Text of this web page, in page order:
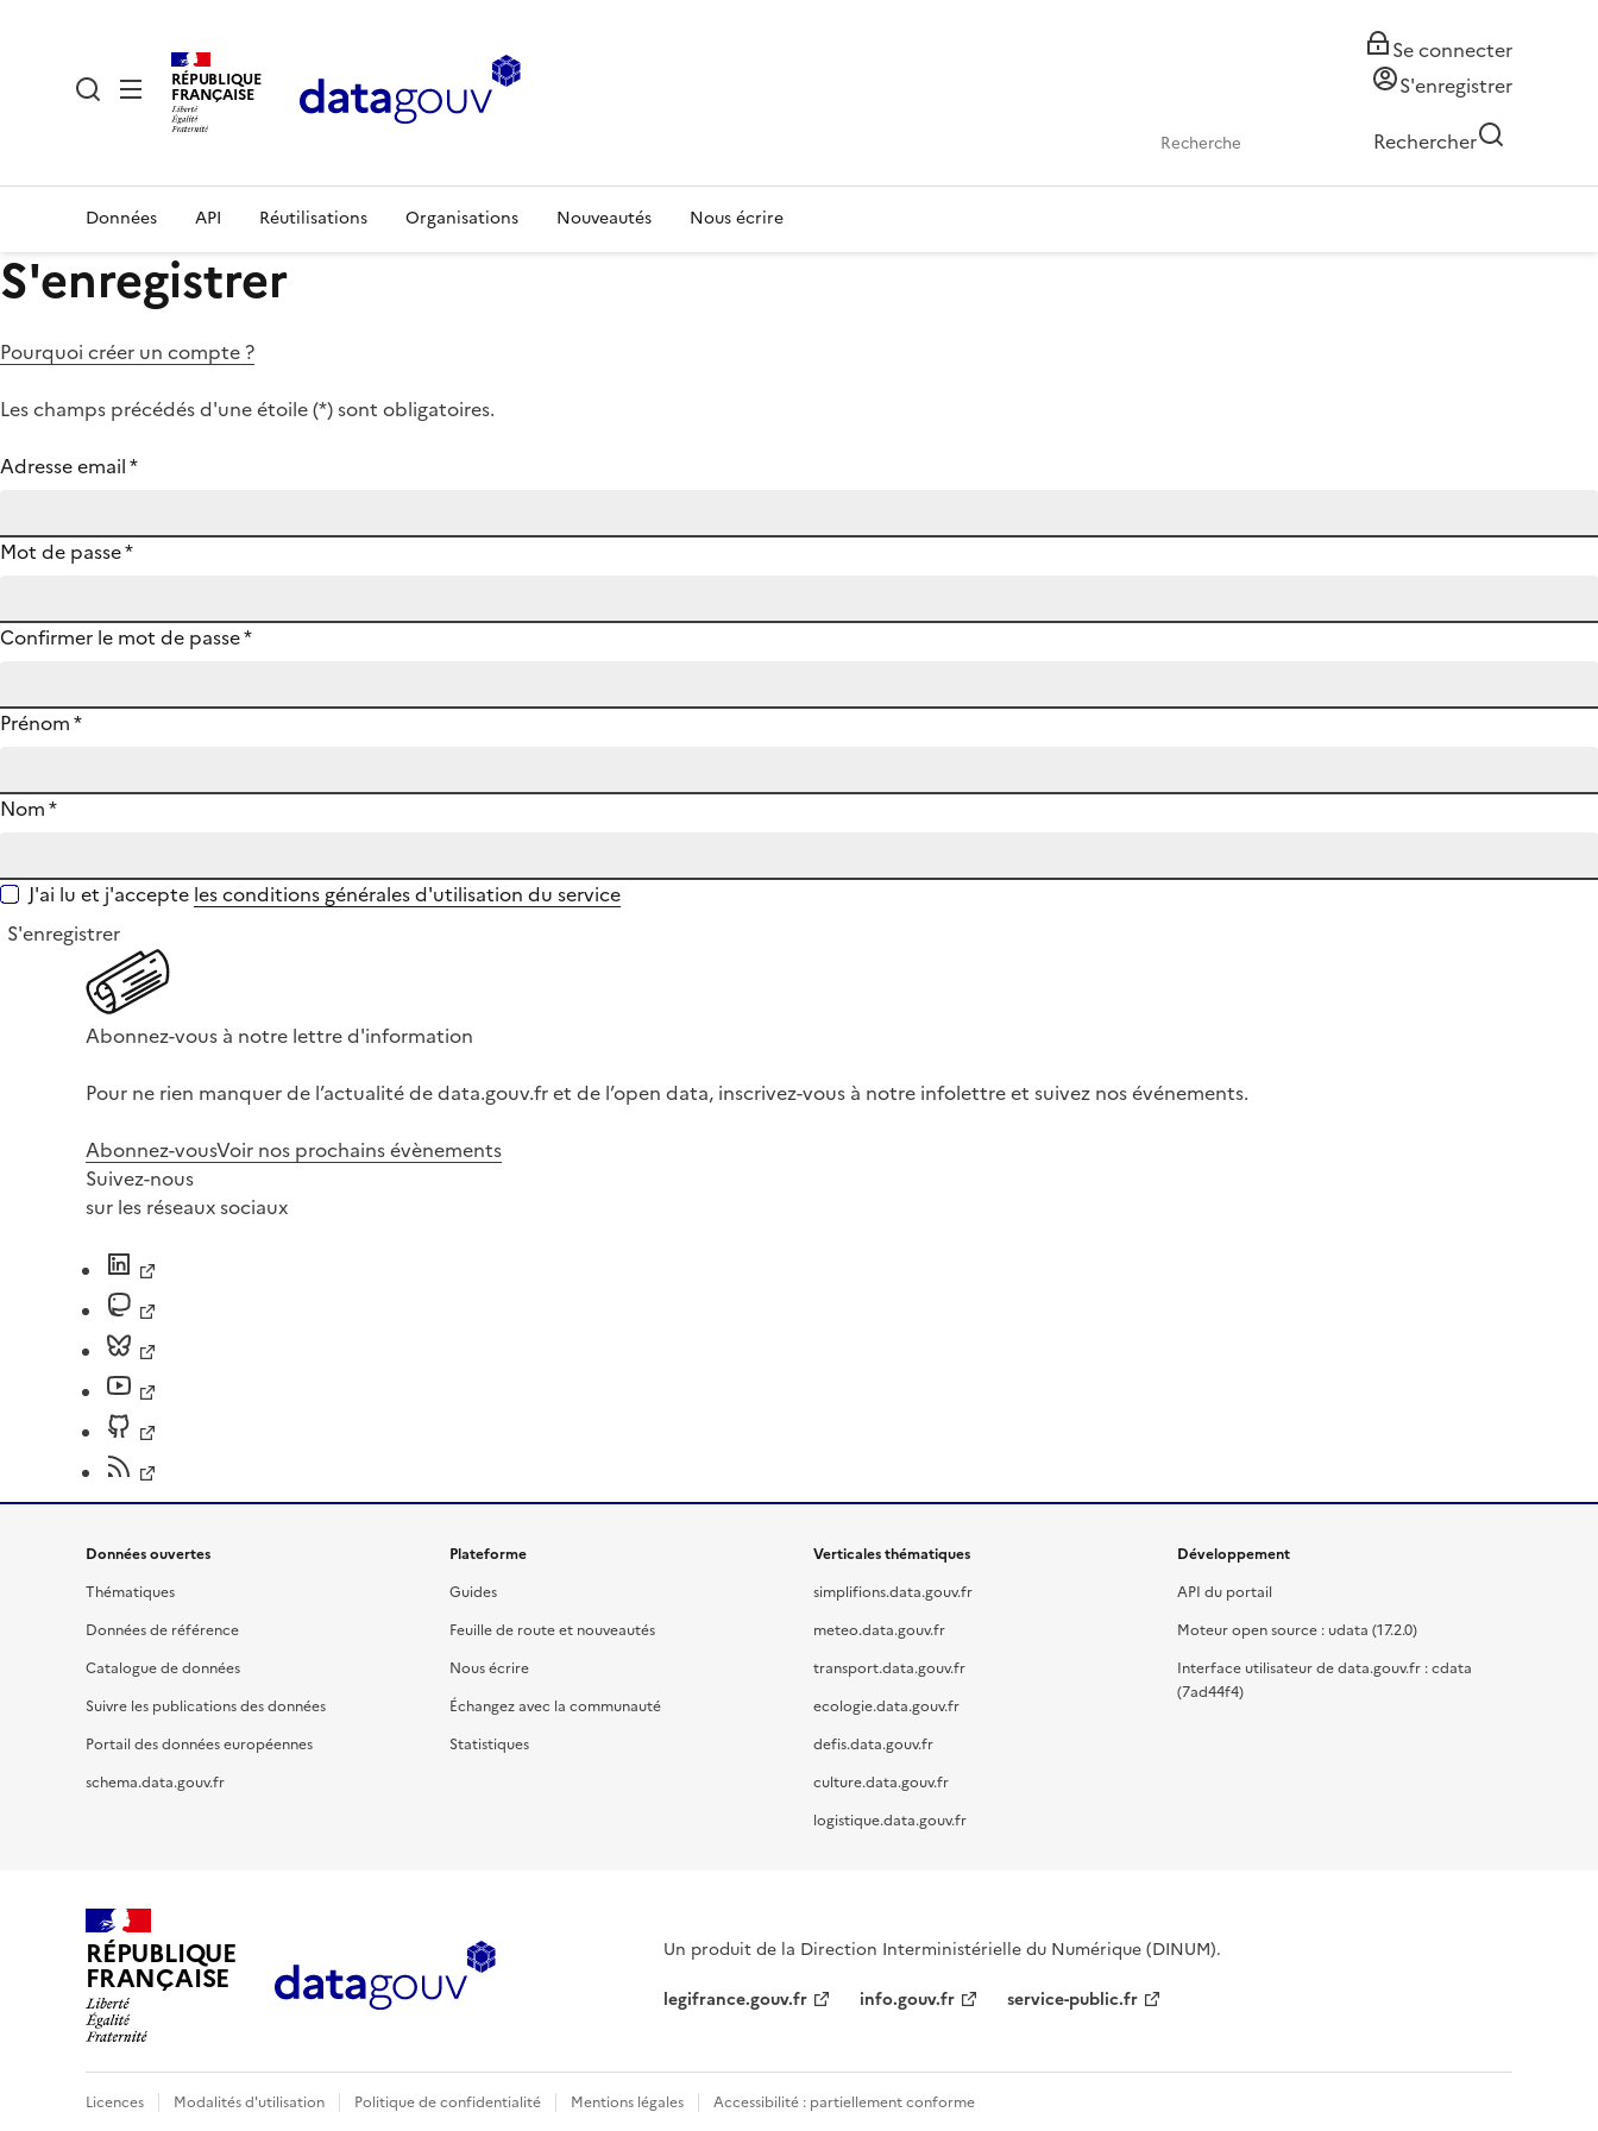
RÉPUBLIQUE
FRANÇAISE
Se connecter
S'enregistrer
Rechercher
Données API Réutilisations Organisations Nouveautés Nous écrire
S'enregistrer
Pourquoi créer un compte ?
Les champs précédés d'une étoile (*) sont obligatoires.
Adresse email*
Mot de passe*
Confirmer le mot de passe*
Prénom*
Nom*
J'ai lu et j'accepte les conditions générales d'utilisation du service
S'enregistrer
Abonnez-vous à notre lettre d'information
Pour ne rien manquer de l’actualité de data.gouv.fr et de l’open data, inscrivez-vous à notre infolettre et suivez nos événements.
Abonnez-vousVoir nos prochains évènements
Suivez-nous
sur les réseaux sociaux
Données ouvertes
Thématiques
Données de référence
Catalogue de données
Suivre les publications des données
Portail des données européennes
schema.data.gouv.fr
Plateforme
Guides
Feuille de route et nouveautés
Nous écrire
Échangez avec la communauté
Statistiques
Verticales thématiques
simplifions.data.gouv.fr
meteo.data.gouv.fr
transport.data.gouv.fr
ecologie.data.gouv.fr
defis.data.gouv.fr
culture.data.gouv.fr
logistique.data.gouv.fr
Développement
API du portail
Moteur open source : udata (17.2.0)
Interface utilisateur de data.gouv.fr : cdata
(7ad44f4)
RÉPUBLIQUE
FRANÇAISE
Un produit de la Direction Interministérielle du Numérique (DINUM).
legifrance.gouv.fr
info.gouv.fr service-public.fr
Licences Modalités d'utilisation Politique de confidentialité Mentions légales Accessibilité : partiellement conforme